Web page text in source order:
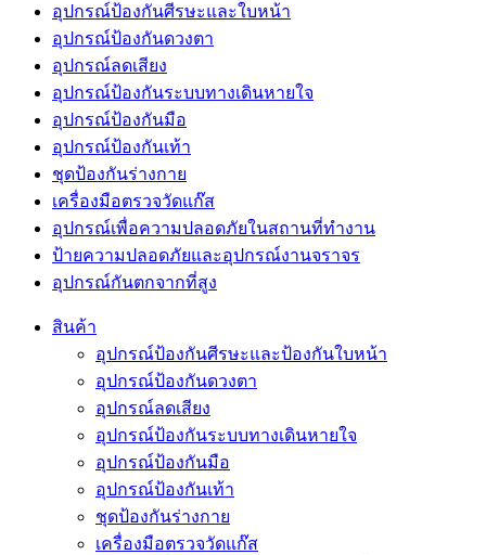
อุปกรณ์ป้องกันศีรษะและใบหน้า
อุปกรณ์ป้องกันดวงตา
อุปกรณ์ลดเสียง
อุปกรณ์ป้องกันระบบทางเดินหายใจ
อุปกรณ์ป้องกันมือ
อุปกรณ์ป้องกันเท้า
ชุดป้องกันร่างกาย
เครื่องมือตรวจวัดแก๊ส
อุปกรณ์เพื่อความปลอดภัยในสถานที่ทำงาน
ป้ายความปลอดภัยและอุปกรณ์งานจราจร
อุปกรณ์กันตกจากที่สูง
สินค้า
อุปกรณ์ป้องกันศีรษะและป้องกันใบหน้า
อุปกรณ์ป้องกันดวงตา
อุปกรณ์ลดเสียง
อุปกรณ์ป้องกันระบบทางเดินหายใจ
อุปกรณ์ป้องกันมือ
อุปกรณ์ป้องกันเท้า
ชุดป้องกันร่างกาย
เครื่องมือตรวจวัดแก๊ส